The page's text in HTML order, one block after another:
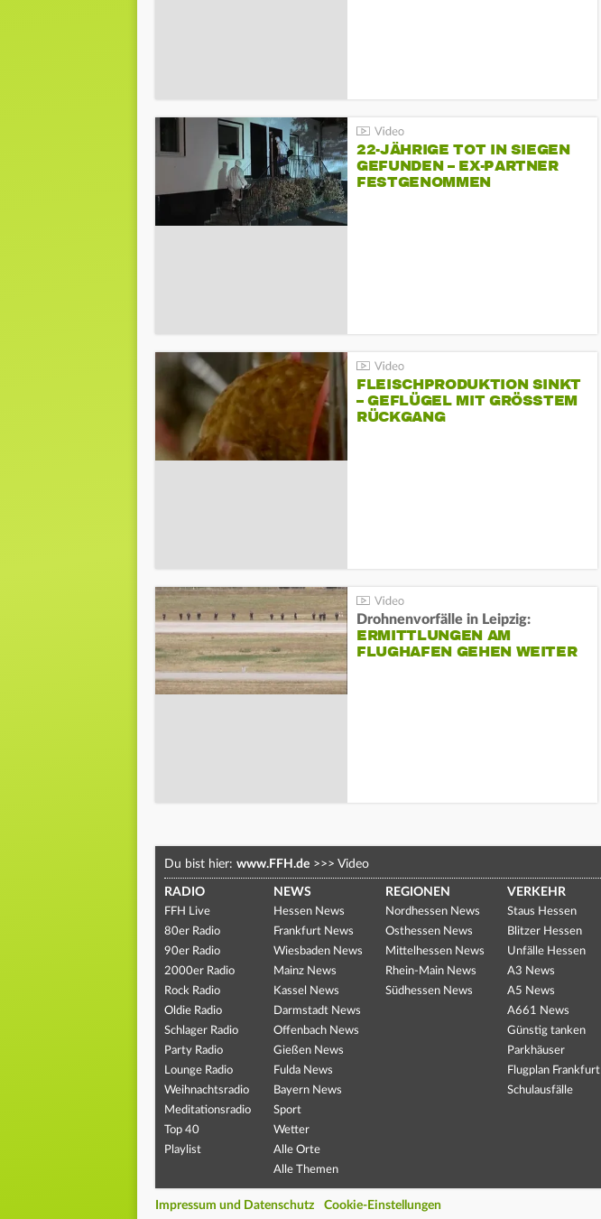
22-JÄHRIGE TOT IN SIEGEN
GEFUNDEN – EX-PARTNER
FESTGENOMMEN
FLEISCHPRODUKTION SINKT
– GEFLÜGEL MIT GRÖSSTEM R
ÜCKGANG
Drohnenvorfälle in Leipzig:
ERMITTLUNGEN AM
FLUGHAFEN GEHEN WEITER
Du bist hier: www.FFH.de >>> Video
RADIO
FFH Live
80er Radio
90er Radio
2000er Radio
Rock Radio
Oldie Radio
Schlager Radio
Party Radio
Lounge Radio
Weihnachtsradio
Meditationsradio
Top 40
Playlist
NEWS
Hessen News
Frankfurt News
Wiesbaden News
Mainz News
Kassel News
Darmstadt News
Offenbach News
Gießen News
Fulda News
Bayern News
Sport
Wetter
Alle Orte
Alle Themen
REGIONEN
Nordhessen News
Osthessen News
Mittelhessen News
Rhein-Main News
Südhessen News
VERKEHR
Staus Hessen
Blitzer Hessen
Unfälle Hessen
A3 News
A5 News
A661 News
Günstig tanken
Parkhäuser
Flugplan Frankfurt
Schulausfälle
Impressum und Datenschutz Cookie-Einstellungen